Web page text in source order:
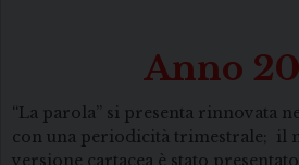
Anno
“La parola” si presenta rinnovata
con una periodicità trimestrale; il
versione cartacea è stato